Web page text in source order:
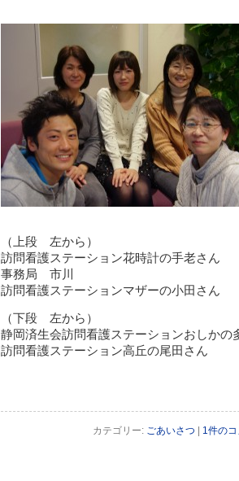
（上段 左から）
訪問看護ステーション花時計の手老さん
事務局 市川
訪問看護ステーションマザーの小田さん
（下段 左から）
静岡済生会訪問看護ステーションおしかの
訪問看護ステーション高丘の尾田さん
カテゴリー: ごあいさつ 1件の